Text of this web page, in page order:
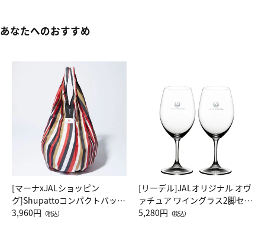
あなたへのおすすめ
[マーナxJALショッピン
グ]Shupattoコンパクトバッグ
Drop JAL客室乗務員（LC）ス
3,960円 （税込）
[リーデル]JALオリジナル オヴ
ァチュア ワイングラス2脚セッ
ト（レッドワイン）
5,280円 （税込）